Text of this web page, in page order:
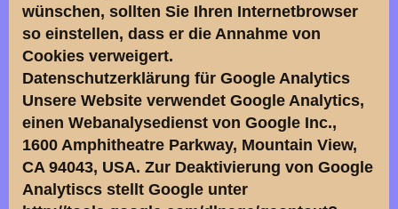
wünschen, sollten Sie Ihren Internetbrowser
so einstellen, dass er die Annahme von
Cookies verweigert.
Datenschutzerklärung für Google Analytics
Unsere Website verwendet Google Analytics,
einen Webanalysedienst von Google Inc.,
1600 Amphitheatre Parkway, Mountain View,
CA 94043, USA. Zur Deaktivierung von Google
Analytiscs stellt Google unter